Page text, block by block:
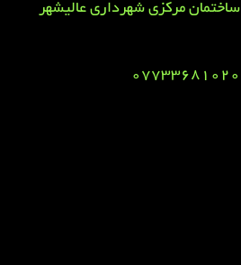
ساختمان مرکزی شهرداری عالیشهر
07733681020